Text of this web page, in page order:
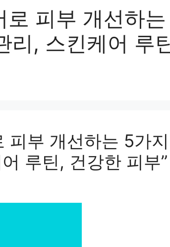
로 피부 개선하
리, 스킨케어 루
피부 개선하는 5가
루틴, 건강한 피부”